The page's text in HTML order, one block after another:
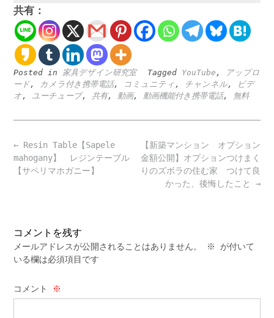
共有：
Posted in 家具デザイン研究室 Tagged YouTube ,
アップロ
ード, カメラ付き携帯電話, コミュニティ , チャンネル,
ビデ
オ, ユーチューブ, 共有, 動画, 動画機能付き携帯電話, 無料
Post
navigation
【新築マンション オプション
金額公開】オプションつけまく
りのズボラの住む家 つけて良
かった、後悔したこと →
← Resin Table【Sapele
mahogany】 レジンテーブル
【サペリマホガニー】
コメントを残す
メールアドレスが公開されることはありません。 ※
が付いて
いる欄は必須項目です
コメント ※